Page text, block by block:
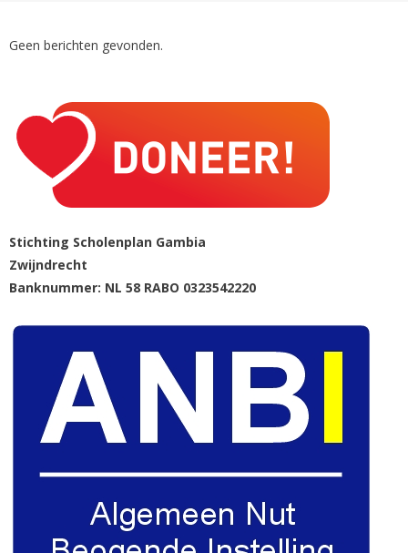
Geen berichten gevonden.
Stichting Scholenplan Gambia
Zwijndrecht
Banknummer: NL 58 RABO 0323542220